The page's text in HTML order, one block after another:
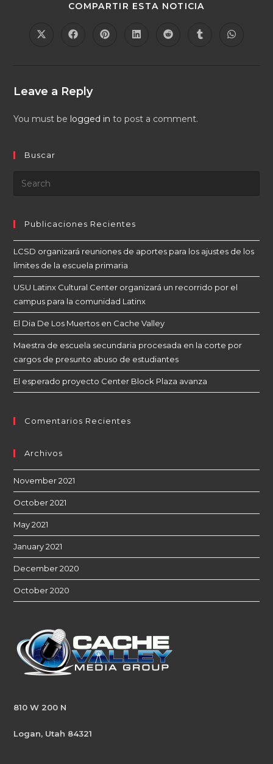
COMPARTIR ESTA NOTICIA
Leave a Reply
You must be logged in to post a comment.
Buscar
Publicaciones Recientes
LCSD organizará reuniones de aportes para los ajustes de los
límites de la escuela primaria
USU Latinx Cultural Center organizará un recorrido por el
campus para la comunidad Latinx
El Dia De Los Muertos en Cache Valley
Maestra de escuela secundaria procesada en la corte por
cargos de presunto abuso de estudiantes
El esperado proyecto Center Block Plaza avanza
Comentarios Recientes
Archivos
November 2021
October 2021
May 2021
January 2021
December 2020
October 2020
810 W 200 N
Logan, Utah 84321